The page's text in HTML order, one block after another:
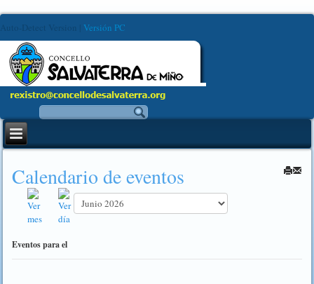
Auto-Detect Version Versión PC
Calendario de eventos
Eventos para el